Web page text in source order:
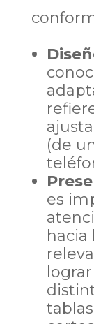
(de
es
hacia